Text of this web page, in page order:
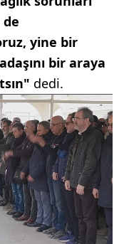
yine bir
bir araya
dedi.